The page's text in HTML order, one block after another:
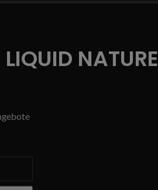
NATURE